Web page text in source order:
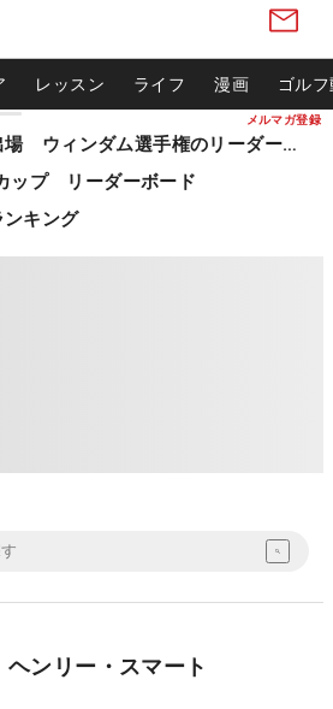
メルマガ登録
レッスン ライフ 漫画 ゴル
松山英樹ら出場 ウィンダム選手権のリーダーボード
ップ リーダーボード
ンキング
ヘンリー・スマート